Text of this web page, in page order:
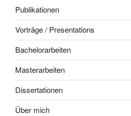
Publikationen
Vorträge / Presentations
Bachelorarbeiten
Masterarbeiten
Dissertationen
Über mich